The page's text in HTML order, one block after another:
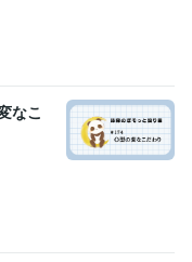
談 心の悩み
性の悩み
なこ